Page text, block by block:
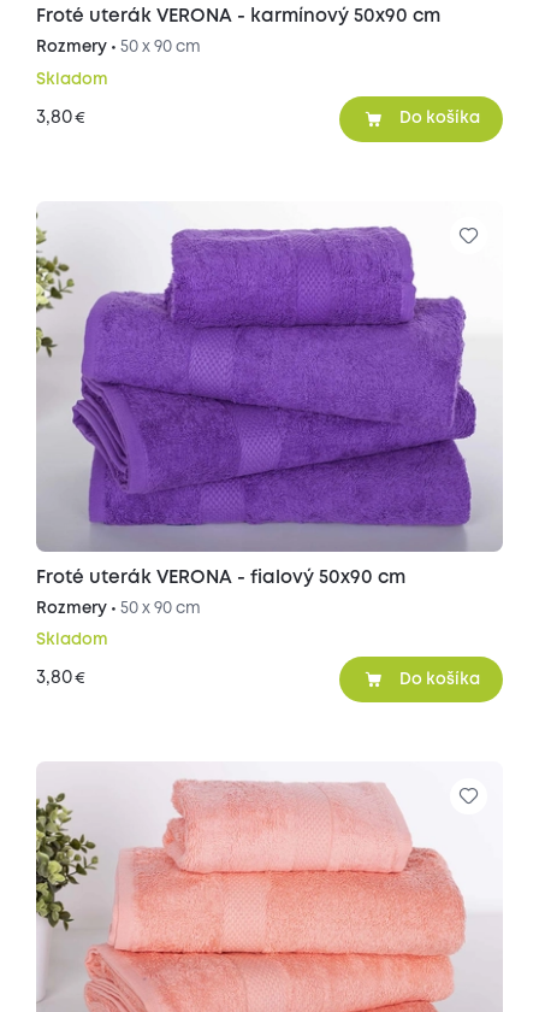
Froté uterák VERONA - karmínový 50x90 cm
Rozmery • 50 x 90 cm
Skladom
3,80€ Do košíka
Froté uterák VERONA - fialový 50x90 cm
Rozmery • 50 x 90 cm
Skladom
3,80€ Do košíka